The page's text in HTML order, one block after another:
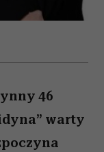
46
warty